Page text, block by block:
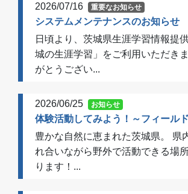
2026/07/16 重要なお知らせ
システムメンテナンスのお知らせ
日頃より、茨城県生涯学習情報提
城の生涯学習」をご利用いただき
がとうござい...
2026/06/25 お知らせ
豊かな自然に恵まれた茨城県。 県
れ合いながら野外で活動できる場
ります！...